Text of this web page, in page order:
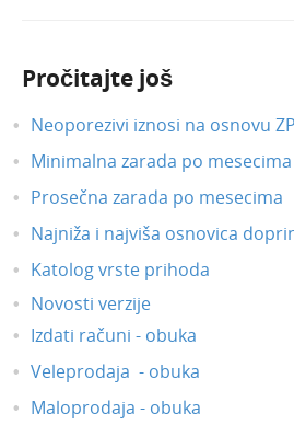
Pročitajte još
Neoporezivi iznosi na osnovu
Minimalna zarada po mesecima
Prosečna zarada po mesecima
Najniža i najviša osnovica
Katolog vrste prihoda
Novosti verzije
Izdati računi - obuka
Veleprodaja - obuka
Maloprodaja - obuka